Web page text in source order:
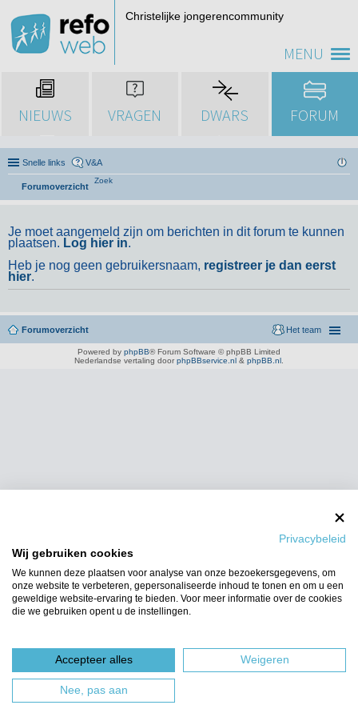
Privacybeleid
Wij gebruiken cookies
We kunnen deze plaatsen voor analyse van onze bezoekersgegevens, om
onze website te verbeteren, gepersonaliseerde inhoud te tonen en om u een
geweldige website-ervaring te bieden. Voor meer informatie over de cookies
die we gebruiken opent u de instellingen.
Accepteer alles Weigeren
Nee, pas aan
MENU
Christelijke jongerencommunity
NIEUWS VRAGEN DWARS FORUM
Snelle links V&A
Forumoverzicht
Zoek
Je moet aangemeld zijn om berichten in dit forum te kunnen
plaatsen. Log hier in.
Heb je nog geen gebruikersnaam, registreer je dan eerst
hier.
Forumoverzicht Het team
Powered by phpBB® Forum Software © phpBB Limited
Nederlandse vertaling door phpBBservice.nl & phpBB.nl